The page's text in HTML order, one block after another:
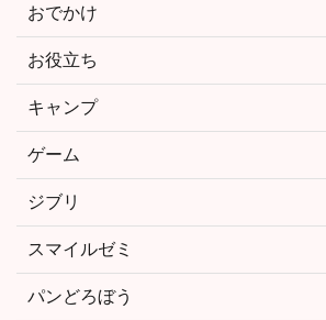
おでかけ
お役立ち
キャンプ
ゲーム
ジブリ
スマイルゼミ
パンどろぼう